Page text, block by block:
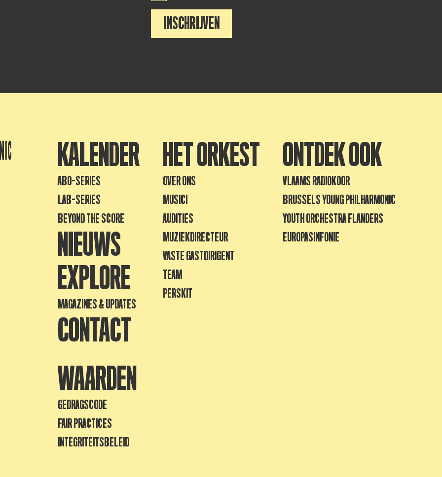
INSCHRIJVEN
KALENDER
ABO-SERIES
LAB-SERIES
BEYOND THE SCORE
NIEUWS
EXPLORE
MAGAZINES & UPDATES
CONTACT
HET ORKEST
OVER ONS
MUSICI
AUDITIES
MUZIEKDIRECTEUR
VASTE GASTDIRIGENT
TEAM
PERSKIT
ONTDEK OOK
VLAAMS RADIOKOOR
BRUSSELS YOUNG PHILHARMONIC
YOUTH ORCHESTRA FLANDERS
EUROPASINFONIE
WAARDEN
GEDRAGSCODE
FAIR PRACTICES
INTEGRITEITSBELEID